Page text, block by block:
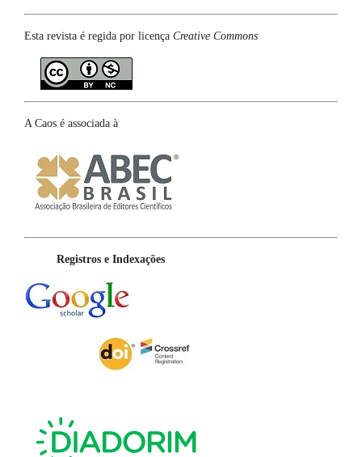
Esta revista é regida por licença Creative Commons
A Caos é associada à
Registros e Indexações